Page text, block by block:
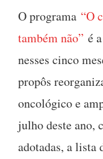
O programa “O
também não” é
nesses cinco
propôs
oncológico e
julho deste ano,
adotadas, a lista